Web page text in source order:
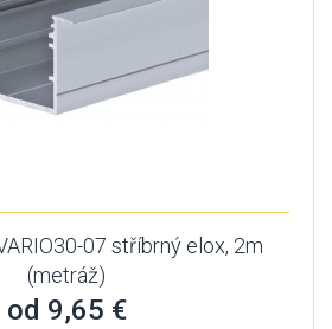
07 stříbrný elox, 2m
(metráž)
od 9,65 €